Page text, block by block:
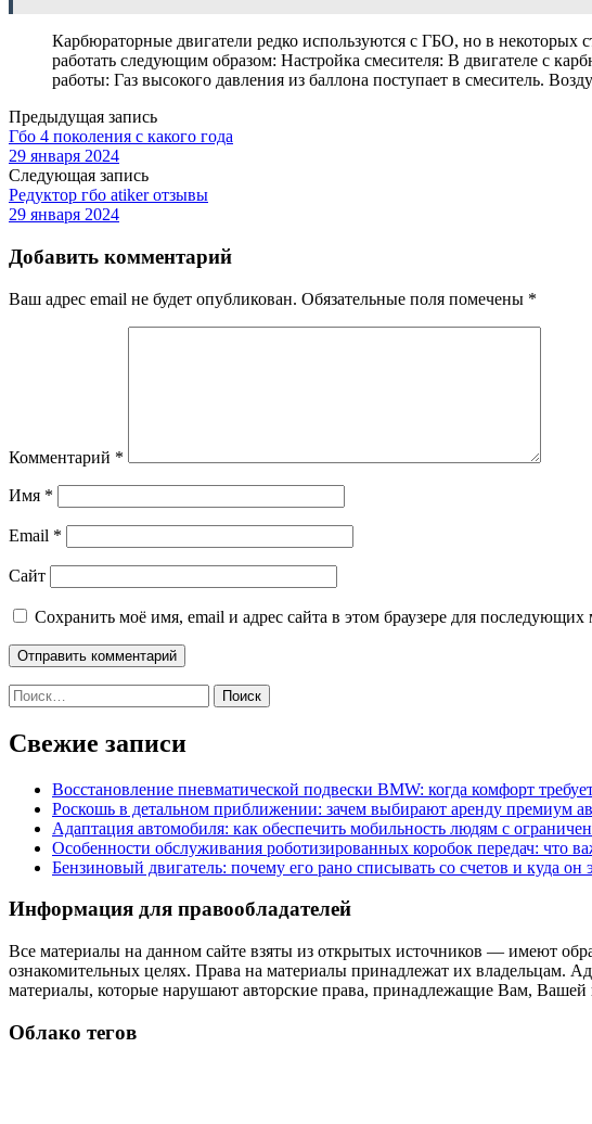
Карбюраторные двигатели редко используются с ГБО, но в некоторых
работать следующим образом: Настройка смесителя: В двигателе с
работы: Газ высокого давления из баллона поступает в смеситель.
Предыдущая запись
Гбо 4 поколения с какого года
29 января 2024
Следующая запись
Редуктор гбо atiker отзывы
29 января 2024
Добавить комментарий
Ваш адрес email не будет опубликован. Обязательные поля помечены *
Комментарий *
Имя *
Email *
Сайт
Сохранить моё имя, email и адрес сайта в этом браузере для
Найти:
Свежие записи
Восстановление пневматической подвески BMW: когда комфорт
Роскошь в детальном приближении: зачем выбирают аренду премиум
Адаптация автомобиля: как обеспечить мобильность людям с
Особенности обслуживания роботизированных коробок передач: что
Бензиновый двигатель: почему его рано списывать со счетов и куда
Информация для правообладателей
Все материалы на данном сайте взяты из открытых источников — имеют
ознакомительных целях. Права на материалы принадлежат их владельцам.
материалы, которые нарушают авторские права, принадлежащие Вам,
Облако тегов